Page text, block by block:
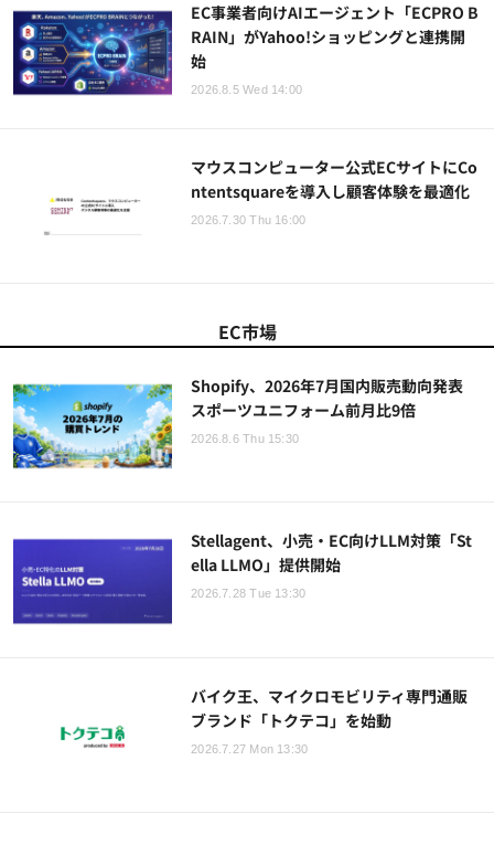
EC事業者向けAIエージェント「ECPRO B
RAIN」がYahoo!ショッピングと連携開
始
2026.8.5 Wed 14:00
マウスコンピューター公式ECサイトにCo
ntentsquareを導入し顧客体験を最適化
2026.7.30 Thu 16:00
EC市場
Shopify、2026年7月国内販売動向発表
スポーツユニフォーム前月比9倍
2026.8.6 Thu 15:30
Stellagent、小売・EC向けLLM対策「St
ella LLMO」提供開始
2026.7.28 Tue 13:30
バイク王、マイクロモビリティ専門通販
ブランド「トクテコ」を始動
2026.7.27 Mon 13:30